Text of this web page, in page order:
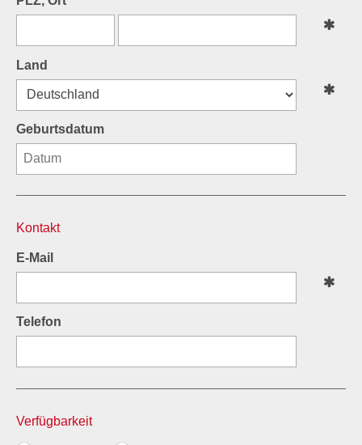
Land
Geburtsdatum
Kontakt
E-Mail
Telefon
Verfügbarkeit